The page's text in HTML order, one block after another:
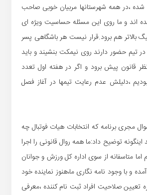
شده ،در همه شهرستانها مربیان خوبی صاحب
اند و ما روی این مسئله حساسیت ویژه ای
بالاتر هم برود.قرار نیست هر باشگاهی پسر
تیم حضور دارند روی نیمکت بنشیند و باید
قانون پیش برود و اگر در هفته اول تعدد
،دلیلش عدم رعایت تیمها در آغاز فصل
مجری برنامه که انتخابات هیات فوتبال چه
توضیح داد:ما همه روال قانونی را اجرا
متاسفانه از سوی اداره کل ورزش و جوانان
و با وجود نامه نگاری ما،هنوز نماینده خود
تعیین صلاحیت افراد ثبت نام کننده ،معرفی